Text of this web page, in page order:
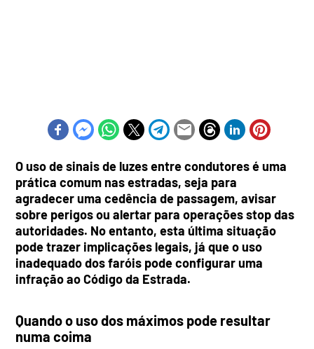
O uso de sinais de luzes entre condutores é uma
prática comum nas estradas, seja para
agradecer uma cedência de passagem, avisar
sobre perigos ou alertar para operações stop das
autoridades. No entanto, esta última situação
pode trazer implicações legais, já que o uso
inadequado dos faróis pode configurar uma
infração ao Código da Estrada.
Quando o uso dos máximos pode resultar
numa coima